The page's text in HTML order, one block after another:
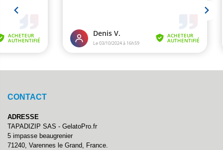
CONTACT
ADRESSE
TAPADIZIP SAS - GelatoPro.fr
5 impasse beaugrenier
71240, Varennes le Grand, France.